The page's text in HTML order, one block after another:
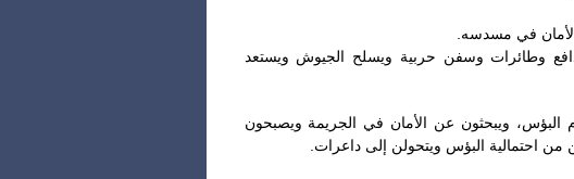
في مسدسه.
وطائرات وسفن حربية ويسلح الجيوش ويستعد
البؤس، ويبحثون عن الأمان في الجريمة ويصبحون
احتمالية البؤس ويتحولن إلى داعرات.